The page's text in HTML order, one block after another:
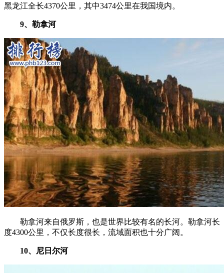
黑龙江全长4370公里，其中3474公里在我国境内。
9、勒拿河
勒拿河来自俄罗斯，也是世界比较有名的长河。勒拿河长
度4300公里，不仅长度很长，流域面积也十分广阔。
10、尼日尔河